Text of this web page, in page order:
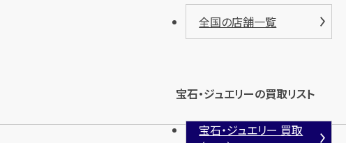
全国の店舗一覧
宝石・ジュエリーの買取リスト
宝石・ジュエリー 買取